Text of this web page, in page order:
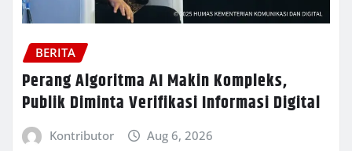
BERITA
Perang Algoritma AI Makin Kompleks,
Publik Diminta Verifikasi Informasi Digital
Kontributor Aug 6, 2026